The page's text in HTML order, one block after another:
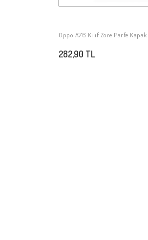
Stokta
Oppo A76 Kılıf Zore Parfe Kapak
282,90 TL